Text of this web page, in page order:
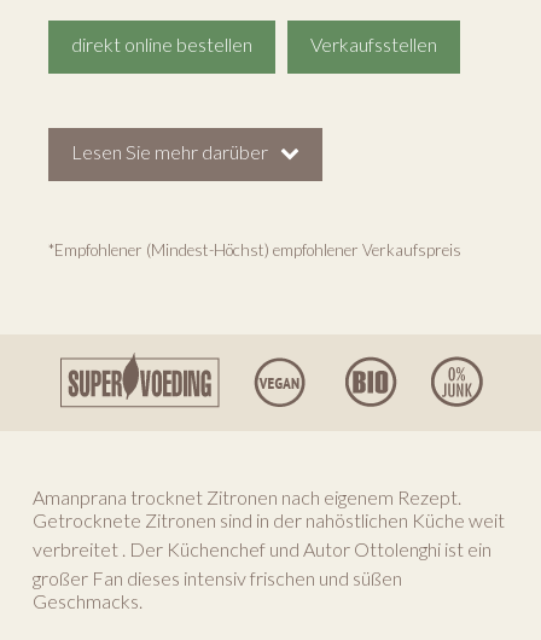
direkt online bestellen Verkaufsstellen
Lesen Sie mehr darüber
*Empfohlener (Mindest-Höchst) empfohlener Verkaufspreis
Amanprana trocknet Zitronen nach eigenem Rezept.
Getrocknete Zitronen sind in der nahöstlichen Küche weit
verbreitet . Der Küchenchef und Autor Ottolenghiist ein
großer Fan dieses intensiv frischen und süßen
Geschmacks.